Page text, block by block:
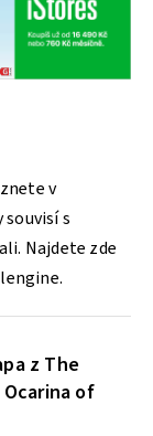
v
s
Najdete zde
z The
of